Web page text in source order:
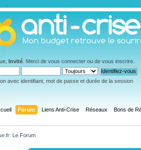
Invité . Merci de vous connecter ou de vous inscrire
avec identifiant, mot de passe et durée de la session
Forum Liens Anti-Crise Réseaux Bons de
Le Forum